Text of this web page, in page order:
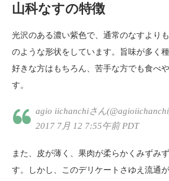
山科なすの特徴
光沢のある濃い紫色で、通常のなすより
のような形状をしています。旨味が多く
好きな方はもちろん、苦手な方でも食べ
す。
agio iichanchiさん
2017 7月 12 7:55午前 PDT
また、皮が薄く、果肉が柔らかくみずみ
す。しかし、このデリケートさゆえ流通